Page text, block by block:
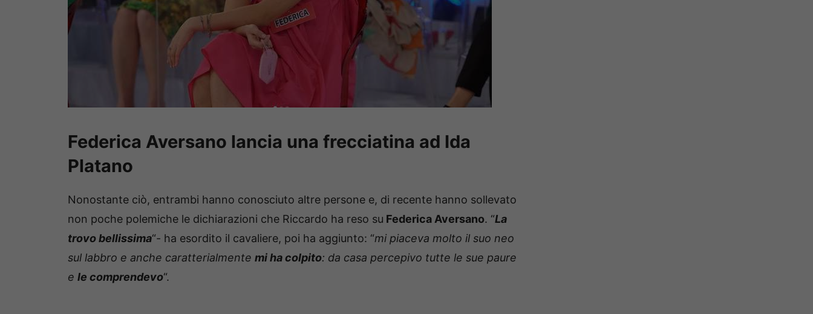
Federica Aversano lancia una frecciatina ad Ida
Platano
Nonostante ciò, entrambi hanno conosciuto altre persone e, di recente hanno sollevato
non poche polemiche le dichiarazioni che Riccardo ha reso su Federica Aversano. “La
trovo bellissima“- ha esordito il cavaliere, poi ha aggiunto: “mi piaceva molto il suo neo
sul labbro e anche caratterialmente mi ha colpito: da casa percepivo tutte le sue paure
e le comprendevo“.